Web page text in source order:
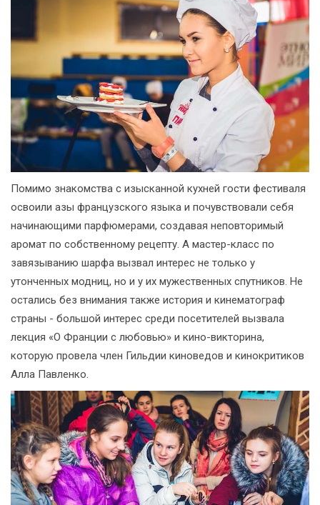
Помимо знакомства с изысканной кухней гости фестиваля
освоили азы французского языка и почувствовали себя
начинающими парфюмерами, создавая неповторимый
аромат по собственному рецепту. А мастер-класс по
завязыванию шарфа вызвал интерес не только у
утонченных модниц, но и у их мужественных спутников. Не
остались без внимания также история и кинематограф
страны - большой интерес среди посетителей вызвала
лекция «О Франции с любовью» и кино-викторина,
которую провела член Гильдии киноведов и кинокритиков
Алла Павленко.